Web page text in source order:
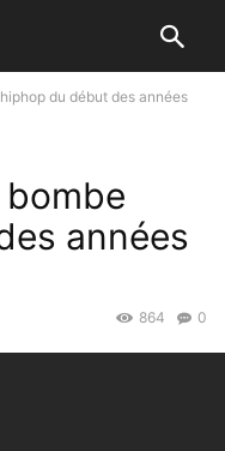
du début des années
années
0
864